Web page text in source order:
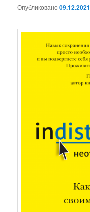
Опубликовано09.12.2021